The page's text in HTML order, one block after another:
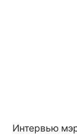
Интервью